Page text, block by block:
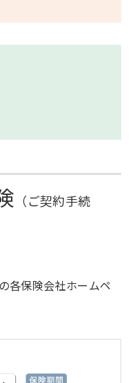
（ご契約手続
各保険会社ホームペ